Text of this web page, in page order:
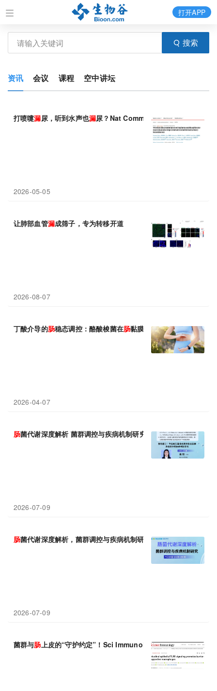
搜索
打开APP
资讯 会议 课程 空中讲坛
打喷嚏漏尿，听到水声也漏尿？Nat Commun给出新方案：一枚
2026-05-05
让肺部血管漏成筛子，专为转移开道
2026-08-07
丁酸介导的肠稳态调控：酪酸梭菌在肠黏膜屏障保护中的核心作用
2026-04-07
肠菌代谢深度解析 菌群调控与疾病机制研究
2026-07-09
肠菌代谢深度解析，菌群调控与疾病机制研究
2026-07-09
菌群与肠上皮的“守护约定”！Sci Immunol揭秘TLR5信号召唤巨